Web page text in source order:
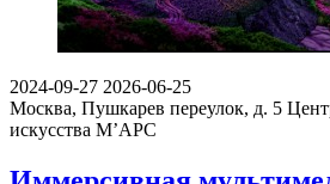
2024-09-27 2026-06-25
Москва, Пушкарев переулок, д. 5
искусства М’АРС